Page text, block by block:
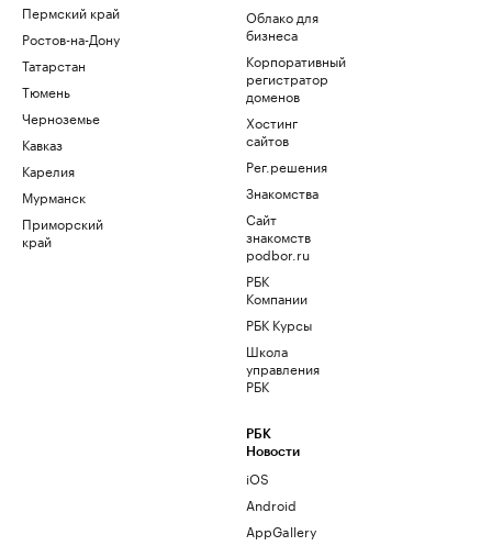
Пермский край
Ростов-на-Дону
Татарстан
Тюмень
Черноземье
Кавказ
Карелия
Мурманск
Приморский
край
Облако для
бизнеса
Корпоративный
регистратор
доменов
Хостинг
сайтов
Рег.решения
Знакомства
Сайт
знакомств
podbor.ru
РБК
Компании
РБК Курсы
Школа
управления
РБК
РБК
Новости
iOS
Android
AppGallery